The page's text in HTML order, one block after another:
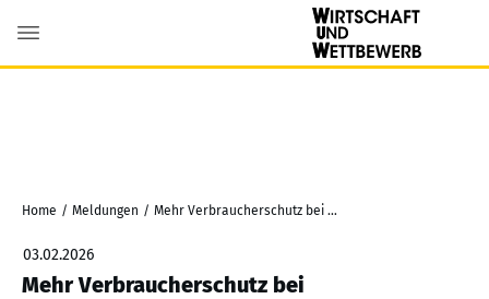
Home / Meldungen / Mehr Verbraucherschutz bei Onlineverträgen
03.02.2026
Mehr Verbraucherschutz bei